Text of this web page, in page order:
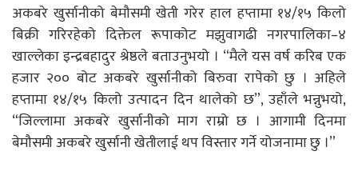
अकबरे खुर्सानीको बेमौसमी खेती गरेर हाल हप्तामा १४/१५ किलो
बिक्री गरिरहेको दिक्तेल रूपाकोट मझुवागढी नगरपालिका–४
खाल्लेका इन्द्रबहादुर श्रेष्ठले बताउनुभयो । “मैले यस वर्ष करिब एक
हजार २०० बोट अकबरे खुर्सानीको बिरुवा रापेको छु । अहिले
हप्तामा १४/१५ किलो उत्पादन दिन थालेको छ”, उहाँले भन्नुभयो,
“जिल्लामा अकबरे खुर्सानीको माग राम्रो छ । आगामी दिनमा
बेमौसमी अकबरे खुर्सानी खेतीलाई थप विस्तार गर्ने योजनामा छु ।”